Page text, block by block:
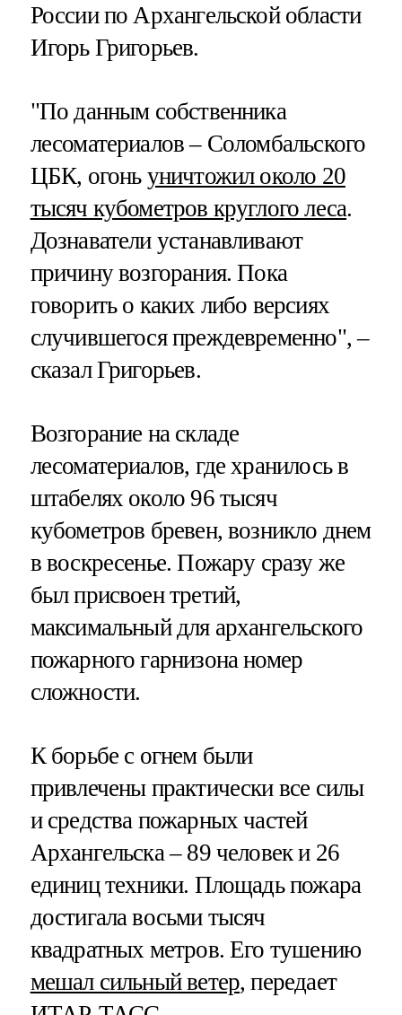
России по Архангельской области
Игорь Григорьев.
"По данным собственника
лесоматериалов – Соломбальского
ЦБК, огонь уничтожил около 20
тысяч кубометров круглого леса.
Дознаватели устанавливают
причину возгорания. Пока
говорить о каких либо версиях
случившегося преждевременно", –
сказал Григорьев.
Возгорание на складе
лесоматериалов, где хранилось в
штабелях около 96 тысяч
кубометров бревен, возникло днем
в воскресенье. Пожару сразу же
был присвоен третий,
максимальный для архангельского
пожарного гарнизона номер
сложности.
К борьбе с огнем были
привлечены практически все силы
и средства пожарных частей
Архангельска – 89 человек и 26
единиц техники. Площадь пожара
достигала восьми тысяч
квадратных метров. Его тушению
мешал сильный ветер, передает